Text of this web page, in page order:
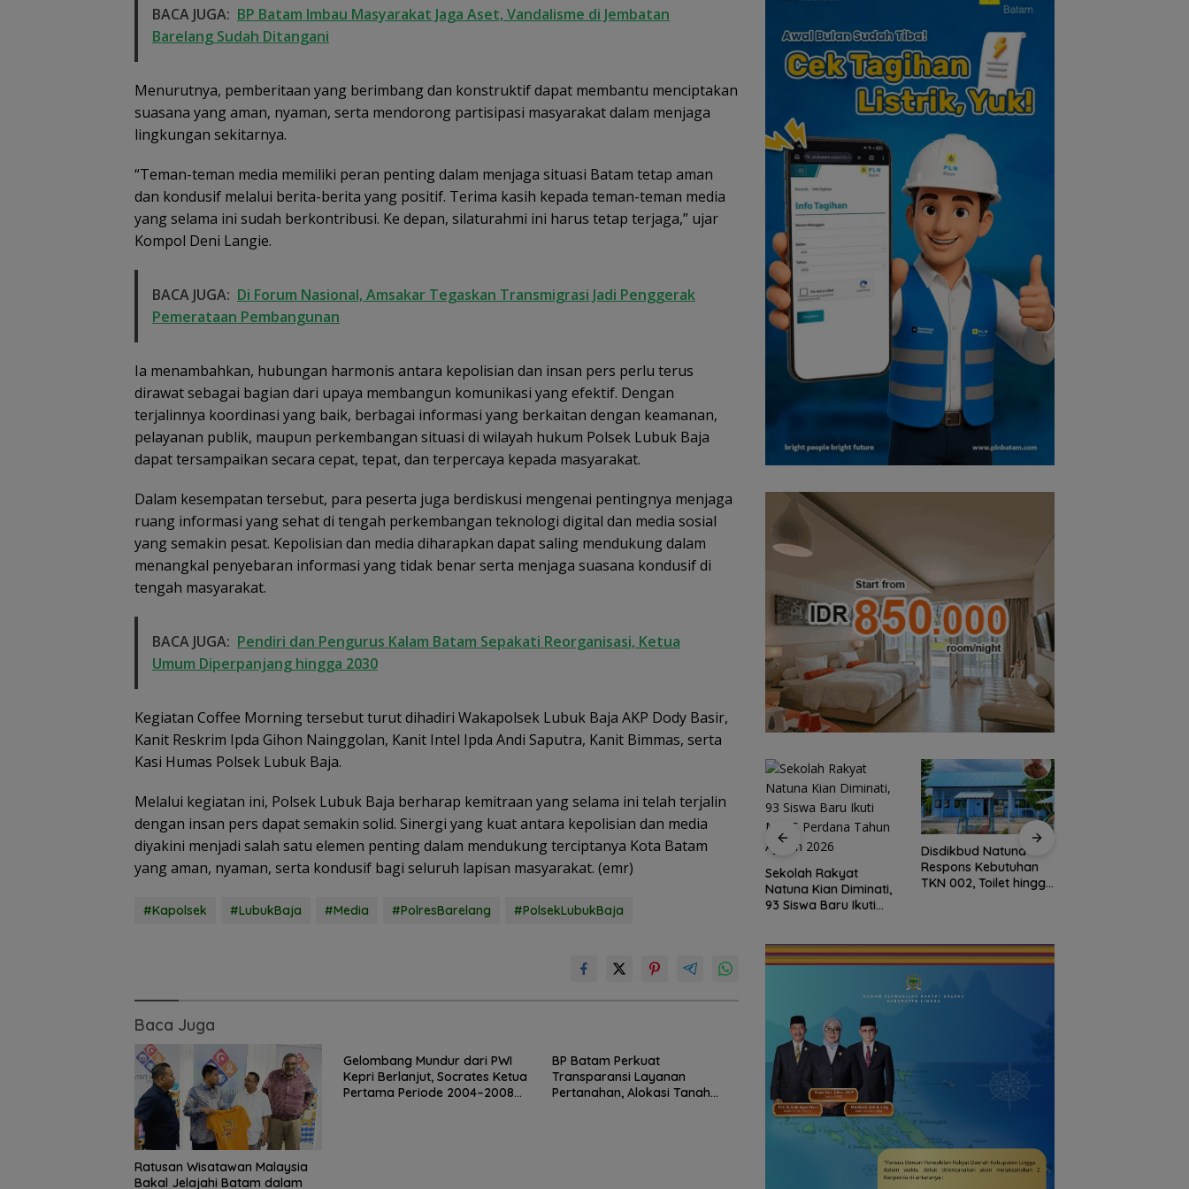
BACA JUGA: BP Batam Imbau Masyarakat Jaga Aset, Vandalisme di Jembatan
Barelang Sudah Ditangani
Menurutnya, pemberitaan yang berimbang dan konstruktif dapat membantu menciptakan
suasana yang aman, nyaman, serta mendorong partisipasi masyarakat dalam menjaga
lingkungan sekitarnya.
“Teman-teman media memiliki peran penting dalam menjaga situasi Batam tetap aman
dan kondusif melalui berita-berita yang positif. Terima kasih kepada teman-teman media
yang selama ini sudah berkontribusi. Ke depan, silaturahmi ini harus tetap terjaga,” ujar
Kompol Deni Langie.
BACA JUGA: Di Forum Nasional, Amsakar Tegaskan Transmigrasi Jadi Penggerak
Pemerataan Pembangunan
Ia menambahkan, hubungan harmonis antara kepolisian dan insan pers perlu terus
dirawat sebagai bagian dari upaya membangun komunikasi yang efektif. Dengan
terjalinnya koordinasi yang baik, berbagai informasi yang berkaitan dengan keamanan,
pelayanan publik, maupun perkembangan situasi di wilayah hukum Polsek Lubuk Baja
dapat tersampaikan secara cepat, tepat, dan terpercaya kepada masyarakat.
Dalam kesempatan tersebut, para peserta juga berdiskusi mengenai pentingnya menjaga
ruang informasi yang sehat di tengah perkembangan teknologi digital dan media sosial
yang semakin pesat. Kepolisian dan media diharapkan dapat saling mendukung dalam
menangkal penyebaran informasi yang tidak benar serta menjaga suasana kondusif di
tengah masyarakat.
BACA JUGA: Pendiri dan Pengurus Kalam Batam Sepakati Reorganisasi, Ketua
Umum Diperpanjang hingga 2030
Kegiatan Coffee Morning tersebut turut dihadiri Wakapolsek Lubuk Baja AKP Dody Basir,
Kanit Reskrim Ipda Gihon Nainggolan, Kanit Intel Ipda Andi Saputra, Kanit Bimmas, serta
Kasi Humas Polsek Lubuk Baja.
Melalui kegiatan ini, Polsek Lubuk Baja berharap kemitraan yang selama ini telah terjalin
dengan insan pers dapat semakin solid. Sinergi yang kuat antara kepolisian dan media
diyakini menjadi salah satu elemen penting dalam mendukung terciptanya Kota Batam
yang aman, nyaman, serta kondusif bagi seluruh lapisan masyarakat. (emr)
#Kapolsek #LubukBaja #Media #PolresBarelang #PolsekLubukBaja
Baca Juga
Ratusan Wisatawan Malaysia
Bakal Jelajahi Batam dalam
Gelombang Mundur dari PWI
Kepri Berlanjut, Socrates Ketua
Pertama Periode 2004–2008
BP Batam Perkuat
Transparansi Layanan
Pertanahan, Alokasi Tanah
Basarnas Libatkan
Pencarian KM
Fasilitas Meningkat,
Timur Laut Butuh WC
dan Pagar Demi
Kejari Natuna Tahan
Nonaktif, Dugaan
Korupsi APBDes
Sekolah Rakyat
Natuna Kian Diminati,
93 Siswa Baru Ikuti
Disdikbud Natuna
Respons Kebutuhan
TKN 002, Toilet hingga